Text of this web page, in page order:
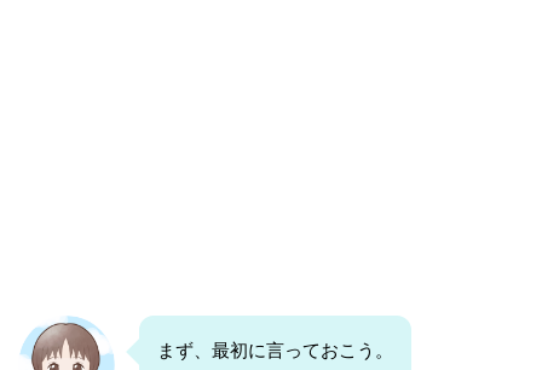
まず、最初に言っておこう。